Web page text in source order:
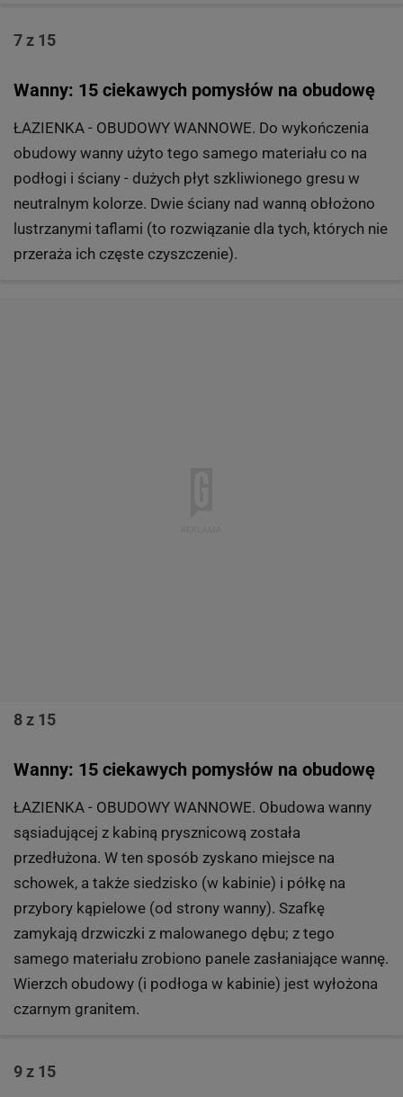
7 z 15
Wanny: 15 ciekawych pomysłów na obudowę
ŁAZIENKA - OBUDOWY WANNOWE. Do wykończenia
obudowy wanny użyto tego samego materiału co na
podłogi i ściany - dużych płyt szkliwionego gresu w
neutralnym kolorze. Dwie ściany nad wanną obłożono
lustrzanymi taflami (to rozwiązanie dla tych, których nie
przeraża ich częste czyszczenie).
8 z 15
Wanny: 15 ciekawych pomysłów na obudowę
ŁAZIENKA - OBUDOWY WANNOWE. Obudowa wanny
sąsiadującej z kabiną prysznicową została
przedłużona. W ten sposób zyskano miejsce na
schowek, a także siedzisko (w kabinie) i półkę na
przybory kąpielowe (od strony wanny). Szafkę
zamykają drzwiczki z malowanego dębu; z tego
samego materiału zrobiono panele zasłaniające wannę.
Wierzch obudowy (i podłoga w kabinie) jest wyłożona
czarnym granitem.
9 z 15